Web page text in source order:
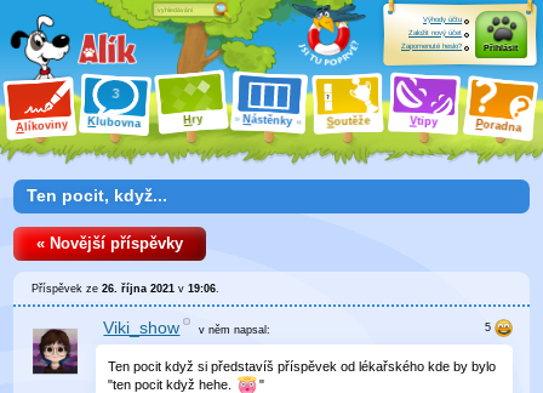
Alíkoviny Klubovna Hry Nástěnky Soutěže Vtipy Poradna
Výhody účtu
Založit nový účet
Zapomenuté heslo?
Přihlásit
Ten pocit, když...
« Novější příspěvky
Příspěvek ze26. října 2021 v19:06.
Viki_show v němnapsal:
Ten pocit když si představíš příspěvek od lékařského kde by bylo
"ten pocit když hehe.
"